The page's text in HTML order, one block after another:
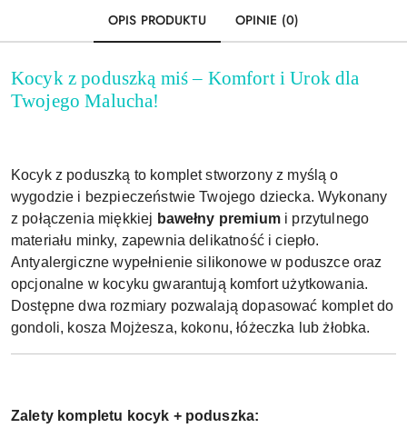
OPIS PRODUKTU OPINIE (0)
Kocyk z poduszką miś – Komfort i Urok dla
Twojego Malucha!
Kocyk z poduszką to komplet stworzony z myślą o
wygodzie i bezpieczeństwie Twojego dziecka. Wykonany
z połączenia miękkiej bawełny premiumi przytulnego
materiału minky, zapewnia delikatność i ciepło.
Antyalergiczne wypełnienie silikonowe w poduszce oraz
opcjonalne w kocyku gwarantują komfort użytkowania.
Dostępne dwa rozmiary pozwalają dopasować komplet do
gondoli, kosza Mojżesza, kokonu, łóżeczka lub żłobka.
Zalety kompletu kocyk + poduszka: